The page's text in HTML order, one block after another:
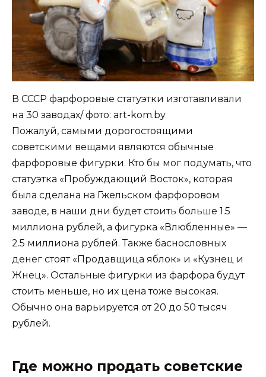
В СССР фарфоровые статуэтки изготавливали
на 30 заводах/ фото: art-kom.by
Пожалуй, самыми дорогостоящими
советскими вещами являются обычные
фарфоровые фигурки. Кто бы мог подумать, что
статуэтка «Пробуждающий Восток», которая
была сделана на Гжельском фарфоровом
заводе, в наши дни будет стоить больше 1.5
миллиона рублей, а фигурка «Влюбленные» —
2.5 миллиона рублей. Также баснословных
денег стоят «Продавщица яблок» и «Кузнец и
Жнец». Остальные фигурки из фарфора будут
стоить меньше, но их цена тоже высокая.
Обычно она варьируется от 20 до 50 тысяч
рублей.
Где можно продать советские